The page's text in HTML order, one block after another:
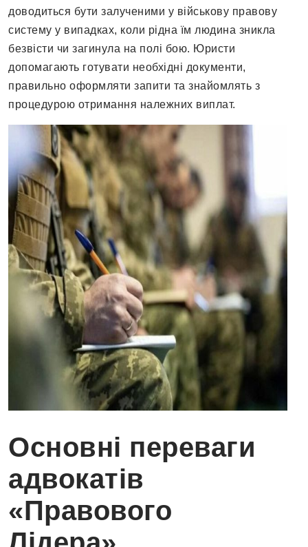
доводиться бути залученими у військову правову
систему у випадках, коли рідна їм людина зникла
безвісти чи загинула на полі бою. Юристи
допомагають готувати необхідні документи,
правильно оформляти запити та знайомлять з
процедурою отримання належних виплат.
Основні переваги
адвокатів
«Правового